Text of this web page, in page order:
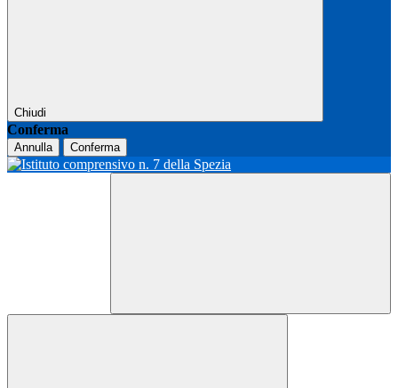
Chiudi
Conferma
Annulla Conferma